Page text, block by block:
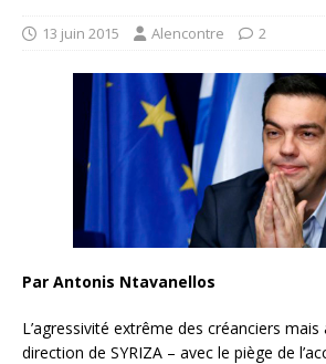
13 juin 2015 Alencontre 2
Par Antonis Ntavanellos
L’agressivité extrême des créanciers
direction de SYRIZA – avec le piège de